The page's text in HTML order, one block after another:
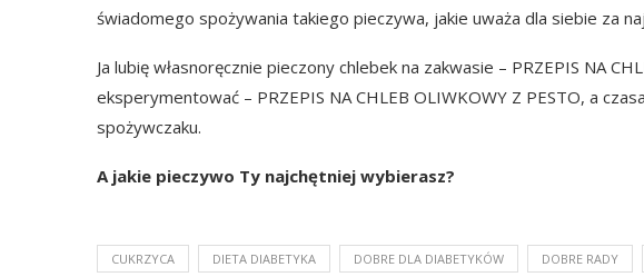
świadomego spożywania takiego pieczywa, jakie uważa dla siebie za
Ja lubię własnoręcznie pieczony chlebek na zakwasie – PRZEPIS NA
eksperymentować – PRZEPIS NA CHLEB OLIWKOWY Z PESTO, a
spożywczaku.
A jakie pieczywo Ty najchętniej wybierasz?
CUKRZYCA DIETA DIABETYKA DOBRE DLA DIABETYKÓW DOBRE RADY